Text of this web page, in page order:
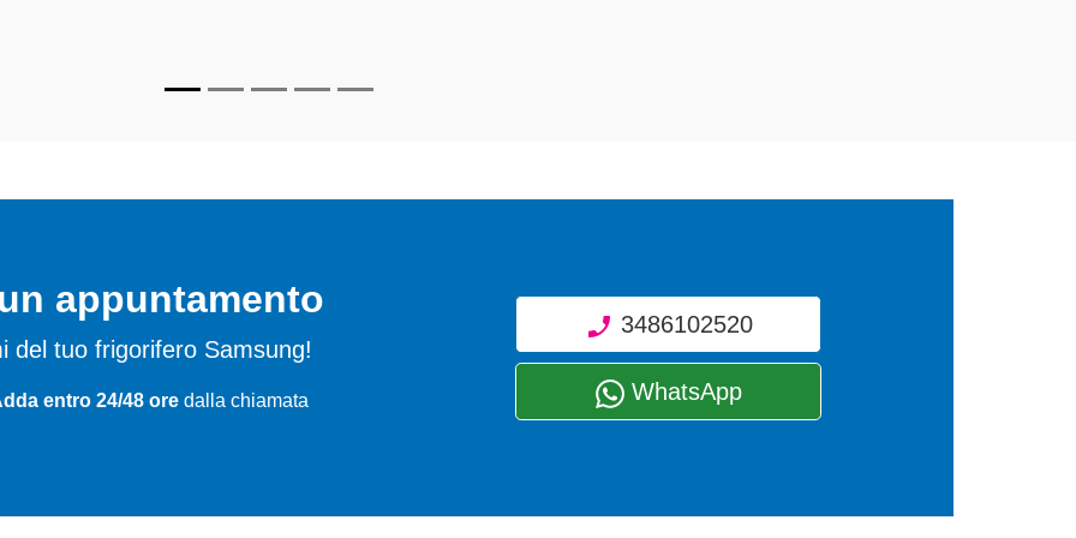
appuntamento
del tuo frigorifero Samsung!
entro 24/48 ore dalla chiamata
3486102520
WhatsApp